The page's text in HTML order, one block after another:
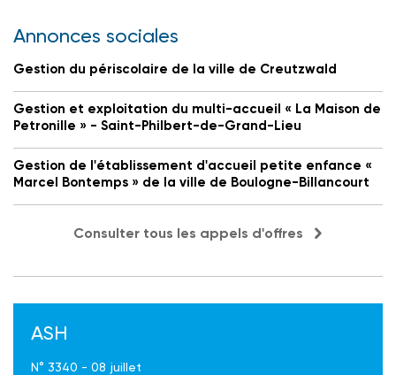
Annonces sociales
Gestion du périscolaire de la ville de Creutzwald
Gestion et exploitation du multi-accueil « La Maison de
Petronille » - Saint-Philbert-de-Grand-Lieu
Gestion de l'établissement d'accueil petite enfance «
Marcel Bontemps » de la ville de Boulogne-Billancourt
Consulter tous les appels d'offres
ASH
N° 3340 - 08 juillet